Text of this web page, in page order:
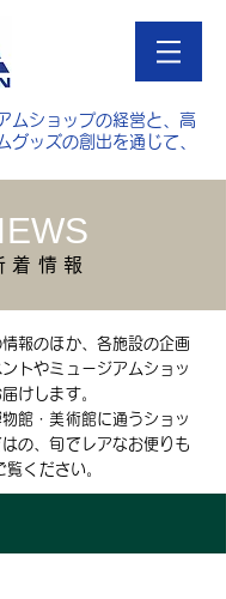
ムショップの経営と、高
グッズの創出を通じて、
着 情 報
報のほか、各施設の企画
トやミュージアムショッ
けします。
館・美術館に通うショッ
の、旬でレアなお便りも
ください。